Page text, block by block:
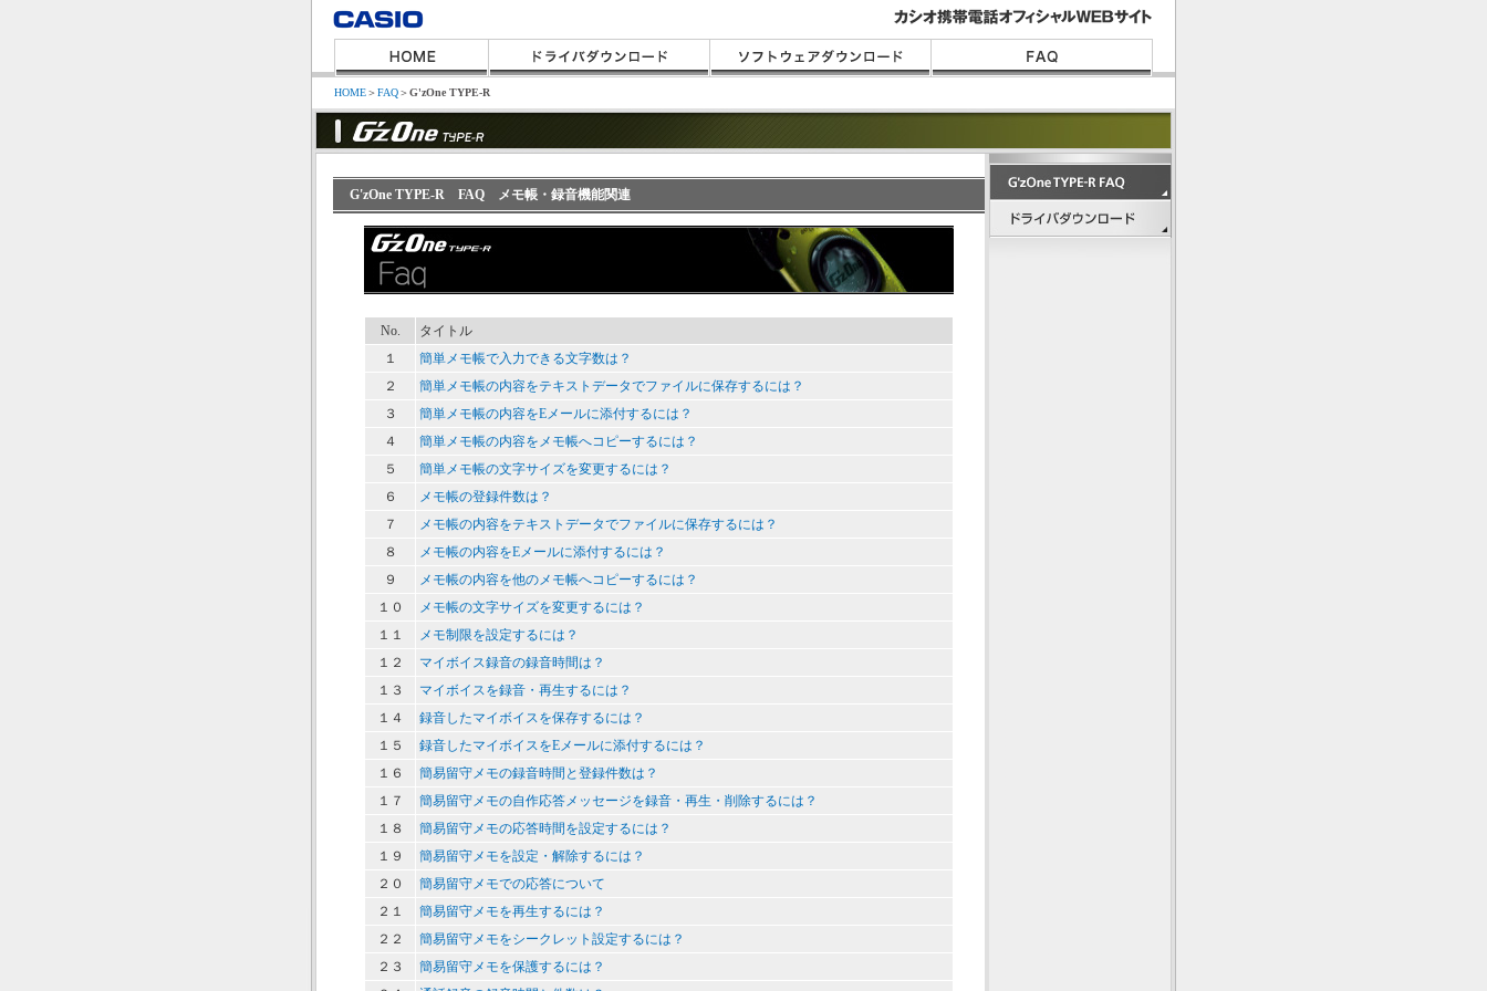
HOME＞FAQ＞G'zOne TYPE-R
G'zOne TYPE-R FAQ メモ帳・録音機能関連
No.
タイトル
１
簡単メモ帳で入力できる文字数は？
２
簡単メモ帳の内容をテキストデータでファイルに保存するには？
３
簡単メモ帳の内容をEメールに添付するには？
４
簡単メモ帳の内容をメモ帳へコピーするには？
５
簡単メモ帳の文字サイズを変更するには？
６
メモ帳の登録件数は？
７
メモ帳の内容をテキストデータでファイルに保存するには？
８
メモ帳の内容をEメールに添付するには？
９
メモ帳の内容を他のメモ帳へコピーするには？
１０
メモ帳の文字サイズを変更するには？
１１
メモ制限を設定するには？
１２
マイボイス録音の録音時間は？
１３
マイボイスを録音・再生するには？
１４
録音したマイボイスを保存するには？
１５
録音したマイボイスをEメールに添付するには？
１６
簡易留守メモの録音時間と登録件数は？
１７
簡易留守メモの自作応答メッセージを録音・再生・削除するには？
１８
簡易留守メモの応答時間を設定するには？
１９
簡易留守メモを設定・解除するには？
２０
簡易留守メモでの応答について
２１
簡易留守メモを再生するには？
２２
簡易留守メモをシークレット設定するには？
２３
簡易留守メモを保護するには？